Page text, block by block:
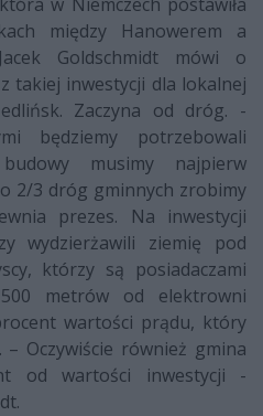
między Hanowerem a
Goldschmidt mówi o
takiej inwestycji dla lokalnej
Zaczyna od dróg. -
będziemy potrzebowali
musimy najpierw
2/3 dróg gminnych zrobimy
prezes. Na inwestycji
wydzierżawili ziemię pod
którzy są posiadaczami
metrów od elektrowni
wartości prądu, który
Oczywiście również gmina
od wartości inwestycji -